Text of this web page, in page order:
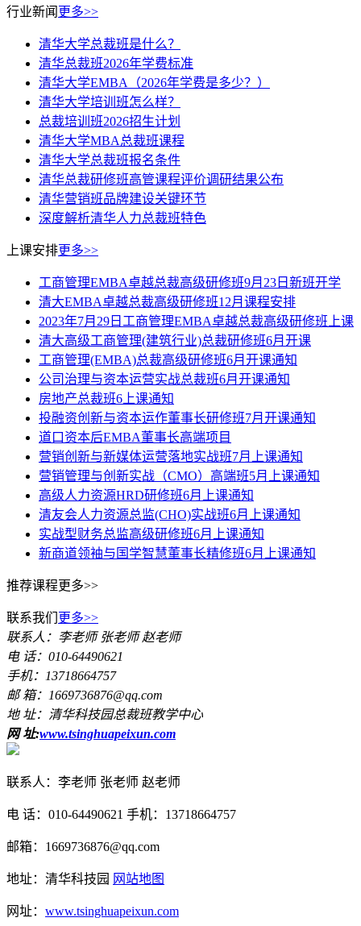
行业新闻 更多>>
清华大学总裁班是什么？
清华总裁班2026年学费标准
清华大学EMBA（2026年学费是多少？）
清华大学培训班怎么样？
总裁培训班2026招生计划
清华大学MBA总裁班课程
清华大学总裁班报名条件
清华总裁研修班高管课程评价调研结果公布
清华营销班品牌建设关键环节
深度解析清华人力总裁班特色
上课安排更多>>
工商管理EMBA卓越总裁高级研修班9月23日新班开学
清大EMBA卓越总裁高级研修班12月课程安排
2023年7月29日工商管理EMBA卓越总裁高级研修班上课
清大高级工商管理(建筑行业)总裁研修班6月开课
工商管理(EMBA)总裁高级研修班6月开课通知
公司治理与资本运营实战总裁班6月开课通知
房地产总裁班6上课通知
投融资创新与资本运作董事长研修班7月开课通知
道口资本后EMBA董事长高端项目
营销创新与新媒体运营落地实战班7月上课通知
营销管理与创新实战（CMO）高端班5月上课通知
高级人力资源HRD研修班6月上课通知
清友会人力资源总监(CHO)实战班6月上课通知
实战型财务总监高级研修班6月上课通知
新商道领袖与国学智慧董事长精修班6月上课通知
推荐课程更多>>
联系我们 更多>>
联系人：李老师 张老师 赵老师
电 话：010-64490621
手机：13718664757
邮 箱：1669736876@qq.com
地 址：清华科技园总裁班教学中心
网 址:www.tsinghuapeixun.com
联系人：李老师 张老师 赵老师
电 话：010-64490621 手机：13718664757
邮箱：1669736876@qq.com
地址：清华科技园 网站地图
网址： www.tsinghuapeixun.com